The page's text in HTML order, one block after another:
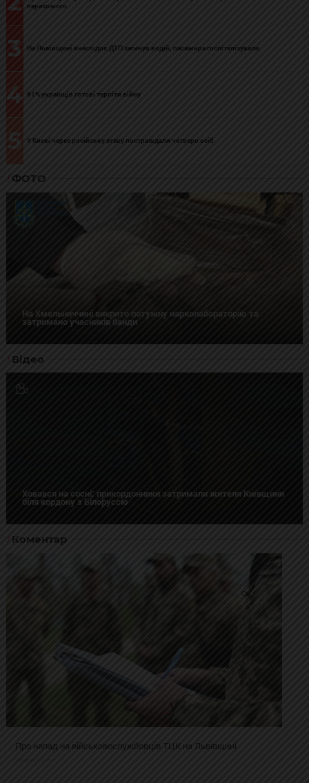
перехожого
3 На Львівщині внаслідок ДТП загинув водій, пасажира госпіталізували
4 61% українців готові терпіти війну
5 У Києві через російську атаку постраждали четверо осіб
ФОТО
На Хмельниччині викрито потужну нарколабораторію та
затримано учасників банди
Відео
Ховався на сосні: прикордонники затримали жителя Київщини
біля кордону з Білоруссю
Коментар
Про напад на військовослужбовців ТЦК на Львівщині